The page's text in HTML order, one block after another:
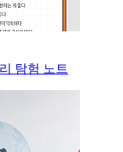
탐험 노트